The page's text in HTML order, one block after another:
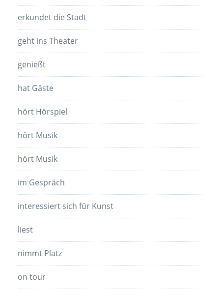
erkundet die Stadt
geht ins Theater
genießt
hat Gäste
hört Hörspiel
hört Musik
hört Musik
im Gespräch
interessiert sich für Kunst
liest
nimmt Platz
on tour